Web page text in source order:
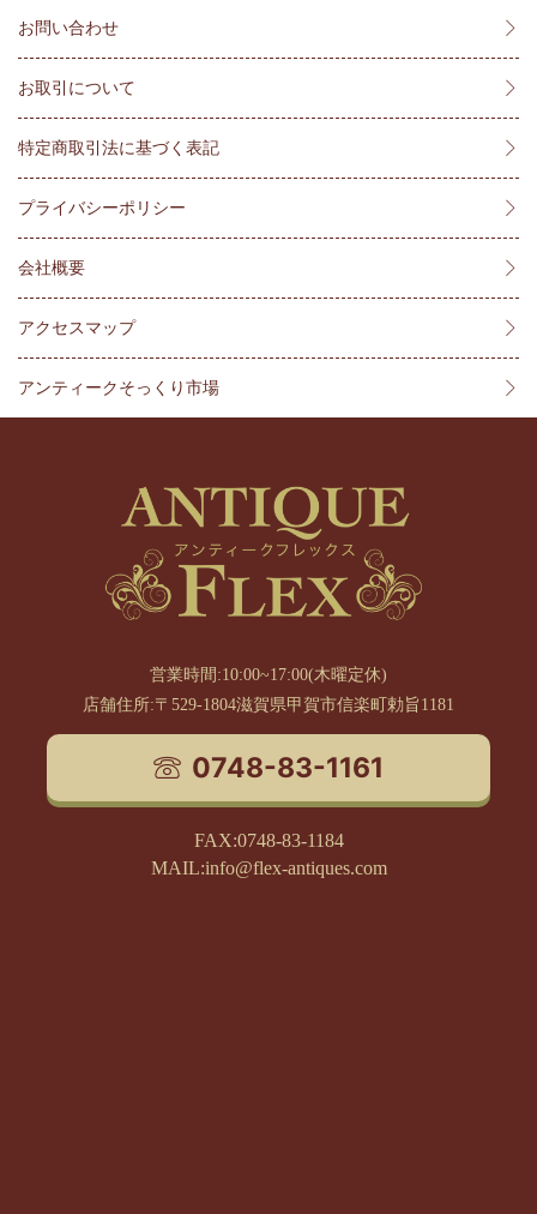
お問い合わせ
お取引について
特定商取引法に基づく表記
プライバシーポリシー
会社概要
アクセスマップ
アンティークそっくり市場
営業時間:10:00~17:00(木曜定休)
店舗住所:〒529-1804滋賀県甲賀市信楽町勅旨1181
0748-83-1161
FAX:0748-83-1184
MAIL:info@flex-antiques.com